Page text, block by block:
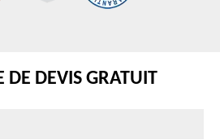
DE DEVIS GRATUIT